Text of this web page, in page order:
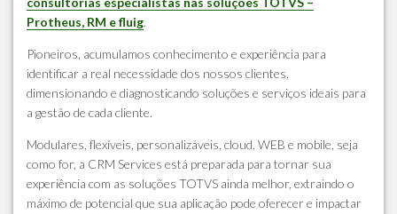
Protheus, RM e fluig.
Pioneiros, acumulamos conhecimento e experiência para
identificar a real necessidade dos nossos clientes,
dimensionando e diagnosticando soluções e serviços ideais para
a gestão de cada cliente.
Modulares, flexíveis, personalizáveis, cloud, WEB e mobile, seja
como for, a CRM Services está preparada para tornar sua
experiência com as soluções TOTVS ainda melhor, extraindo o
máximo de potencial que sua aplicação pode oferecer e impactar